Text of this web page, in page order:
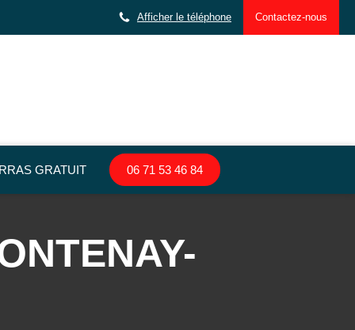
Contactez-nous
Afficher le téléphone
GRATUIT 06 71 53 46 84